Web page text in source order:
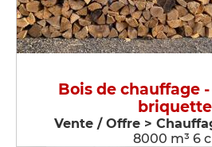
Bois de chauffage
Vente / Offre >
8000 m³ 6